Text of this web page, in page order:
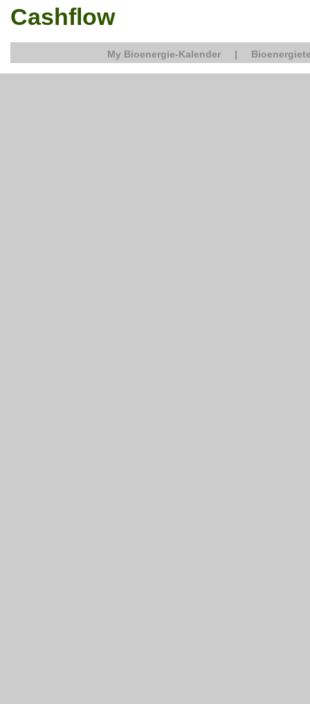
Cashflow
My Bioenergie-Kalender |